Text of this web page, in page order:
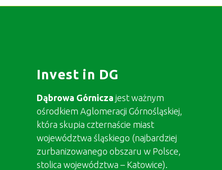
Invest in DG
Dąbrowa Górnicza jest ważnym
ośrodkiem Aglomeracji Górnośląskiej,
która skupia czternaście miast
województwa śląskiego (najbardziej
zurbanizowanego obszaru w Polsce,
stolica województwa – Katowice).